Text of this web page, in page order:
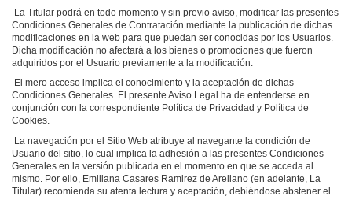
La Titular podrá en todo momento y sin previo aviso, modificar las presentes
Condiciones Generales de Contratación mediante la publicación de dichas
modificaciones en la web para que puedan ser conocidas por los Usuarios.
Dicha modificación no afectará a los bienes o promociones que fueron
adquiridos por el Usuario previamente a la modificación.
El mero acceso implica el conocimiento y la aceptación de dichas
Condiciones Generales. El presente Aviso Legal ha de entenderse en
conjunción con la correspondiente Política de Privacidad y Política de
Cookies.
La navegación por el Sitio Web atribuye al navegante la condición de
Usuario del sitio, lo cual implica la adhesión a las presentes Condiciones
Generales en la versión publicada en el momento en que se acceda al
mismo. Por ello, Emiliana Casares Ramirez de Arellano (en adelante, La
Titular) recomienda su atenta lectura y aceptación, debiéndose abstener el